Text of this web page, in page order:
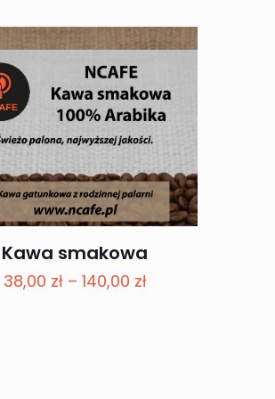
32,00 zł
do
Kawa smakowa
38,00 zł – 140,00 złZakres